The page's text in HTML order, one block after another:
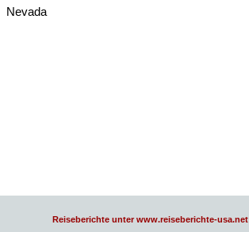
Nevada
Reiseberichte unter www.reiseberichte-usa.net